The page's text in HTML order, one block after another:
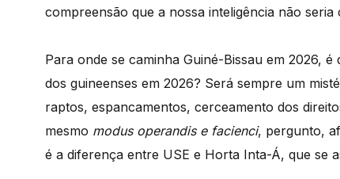
compreensão que a nossa inteligência não seria
Para onde se caminha Guiné-Bissau em 2026,
dos guineenses em 2026? Será sempre um
raptos, espancamentos, cerceamento dos
mesmo modus operandis e facienci, pergunto,
é a diferença entre USE e Horta Inta-Á,